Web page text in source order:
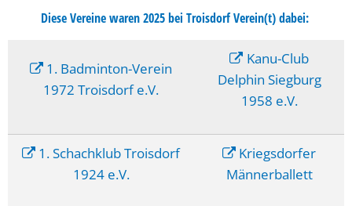
Diese Vereine waren 2025 bei Troisdorf Verein(t) dabei:
1. Badminton-Verein
1972 Troisdorf e.V.
Kanu-Club
Delphin Siegburg
1958 e.V.
1. Schachklub Troisdorf
1924 e.V.
Kriegsdorfer
Männerballett